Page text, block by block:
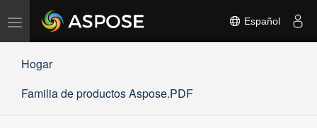
Alternar
navegación
Español
Hogar
Familia de productos Aspose.PDF